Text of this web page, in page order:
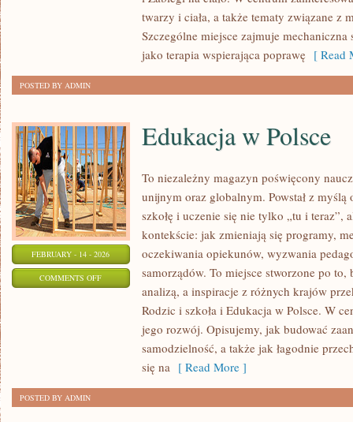
twarzy i ciała, a także tematy związane z
Szczególne miejsce zajmuje
jako terapia wspierająca poprawę [ Read
POSTED BY ADMIN
FEBRUARY - 14 - 2026
COMMENTS OFFON
Edukacja w Polsce
To niezależny magazyn poświęcony
unijnym oraz globalnym. Powstał z
szkołę i uczenie się nie tylko „tu i teraz”,
kontekście: jak zmieniają się programy,
oczekiwania opiekunów, wyzwania
samorządów. To miejsce stworzone po to,
analizą, a inspiracje z różnych krajów
Rodzic i szkoła i Edukacja w Polsce. W
jego rozwój. Opisujemy, jak budować
samodzielność, a także jak łagodnie
się na [ Read More ]
POSTED BY ADMIN